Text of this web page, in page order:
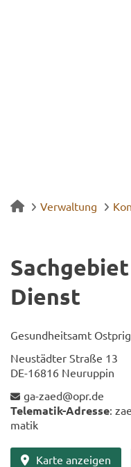
Verwaltung
Dienst
Ge­sund­heits­amt
Neu­städ­ter Stra­ße 13
DE-​16816 Neu­rup­pin
ga-​zaed@opr.de
Telematik-​Adresse:
ma­tik
Karte an­zei­gen